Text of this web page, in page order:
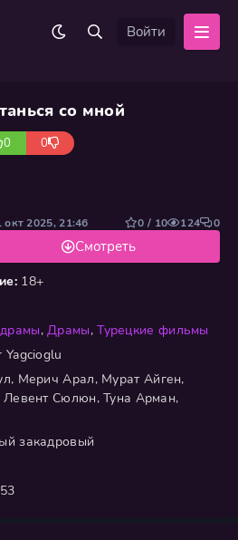
Войти
со мной
0 0
18+
,Драмы,Турецкие фильмы
Мерич Арал, Мурат Айген,
Сюлюн, Туна Арман,
закадровый
Смотреть
окт 2025, 21:46 0 / 10 124 0